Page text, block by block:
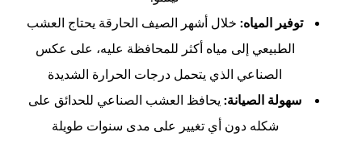
توفير المياه: خلال أشهر الصيف الحارقة يحتاج العشب
الطبيعي إلى مياه أكثر للمحافظة عليه، على عكس
الصناعي الذي يتحمل درجات الحرارة الشديدة
سهولة الصيانة: يحافظ العشب الصناعي للحدائق على
شكله دون أي تغيير على مدى سنوات طويلة